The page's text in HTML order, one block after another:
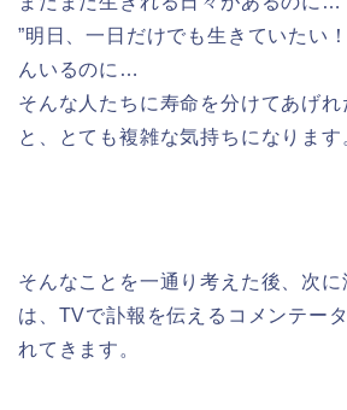
”明日、一日だけでも生きていたい
んいるのに…
そんな人たちに寿命を分けてあげ
と、とても複雑な気持ちになります
そんなことを一通り考えた後、次
は、TVで訃報を伝えるコメンテー
れてきます。